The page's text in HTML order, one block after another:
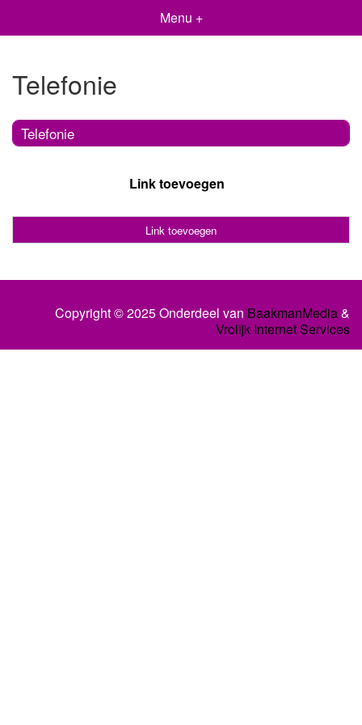
Menu +
Telefonie
Telefonie
Link toevoegen
Link toevoegen
Copyright © 2025 Onderdeel van BaakmanMedia&
Vrolijk Internet Services